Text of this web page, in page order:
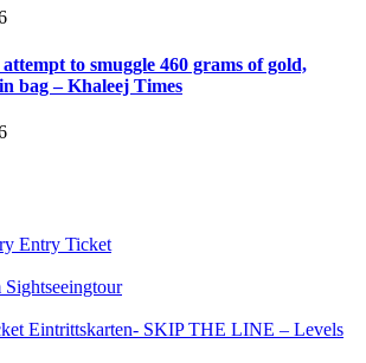
to smuggle 460 grams of gold,
bag – Khaleej Times
Entry Ticket
Eintrittskarten- SKIP THE LINE – Levels